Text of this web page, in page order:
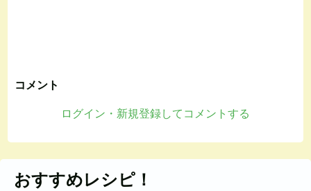
コメント
ログイン・新規登録してコメントする
おすすめレシピ！